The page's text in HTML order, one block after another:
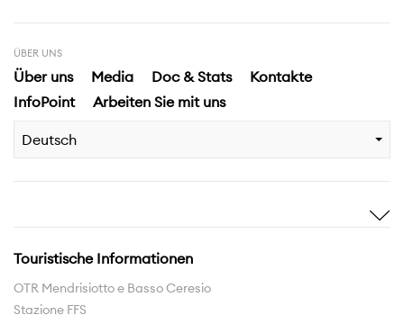
ÜBER UNS
Über uns Media Doc & Stats
Kontakte
InfoPoint
Arbeiten Sie mit uns
Deutsch
Geschichten
Erlebnisse
Touristische Informationen
OTR Mendrisiotto e Basso Ceresio
Stazione FFS